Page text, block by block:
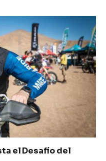
el Desafío del